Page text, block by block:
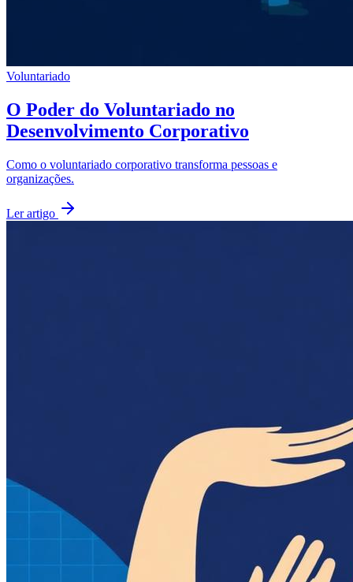
Voluntariado
O Poder do Voluntariado no
Desenvolvimento Corporativo
Como o voluntariado corporativo transforma pessoas e
organizações.
Ler artigo